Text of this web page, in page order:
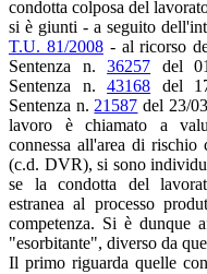
condotta colposa del
si è giunti - a seguito
T.U. 81/2008- al ricorso
Sentenza n.36257 del
Sentenza n.43168 del
Sentenza n. 21587 del 23/
lavoro è chiamato a
connessa all'area di
(c.d. DVR), si sono
se la condotta del
estranea al processo
competenza. Si è dunque
"esorbitante", diverso da
Il primo riguarda quelle